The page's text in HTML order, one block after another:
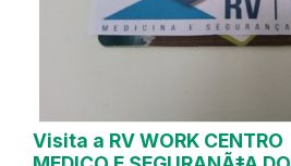
Visita a RV WORK CENTRO